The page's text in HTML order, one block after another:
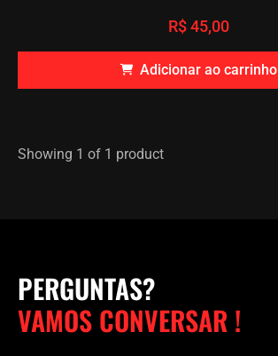
R$45,00
Adicionar ao carrinho
Showing 1 of 1 product
PERGUNTAS?
VAMOS CONVERSAR !